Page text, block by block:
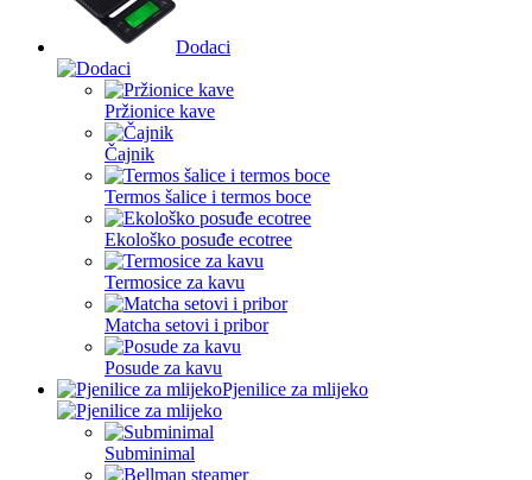
Dodaci
Pržionice kave
Čajnik
Termos šalice i termos boce
Ekološko posuđe ecotree
Termosice za kavu
Matcha setovi i pribor
Posude za kavu
Pjenilice za mlijeko
Subminimal